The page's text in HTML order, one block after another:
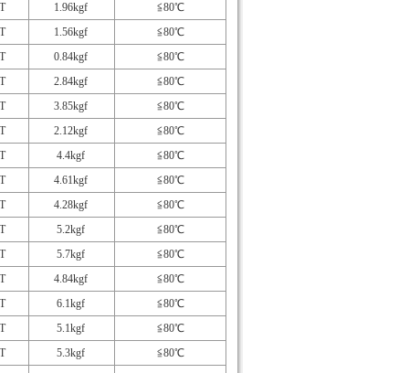
1.96kgf
≦80℃
1.56kgf
≦80℃
0.84kgf
≦80℃
2.84kgf
≦80℃
3.85kgf
≦80℃
2.12kgf
≦80℃
4.4kgf
≦80℃
4.61kgf
≦80℃
4.28kgf
≦80℃
5.2kgf
≦80℃
5.7kgf
≦80℃
4.84kgf
≦80℃
6.1kgf
≦80℃
5.1kgf
≦80℃
5.3kgf
≦80℃